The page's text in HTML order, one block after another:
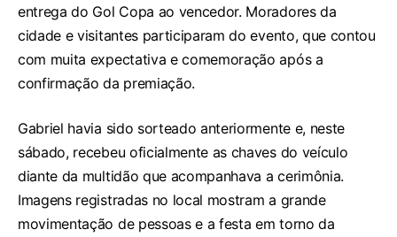
entrega do Gol Copa ao vencedor. Moradores da
cidade e visitantes participaram do evento, que contou
com muita expectativa e comemoração após a
confirmação da premiação.
Gabriel havia sido sorteado anteriormente e, neste
sábado, recebeu oficialmente as chaves do veículo
diante da multidão que acompanhava a cerimônia.
Imagens registradas no local mostram a grande
movimentação de pessoas e a festa em torno da